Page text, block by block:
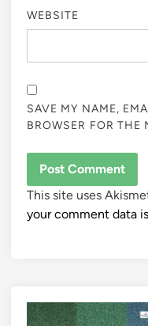
WEBSITE
SAVE MY NAME,
BROWSER FOR THE
This site uses
your comment data